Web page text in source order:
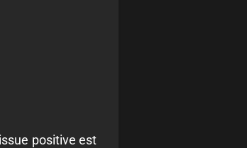
positive est